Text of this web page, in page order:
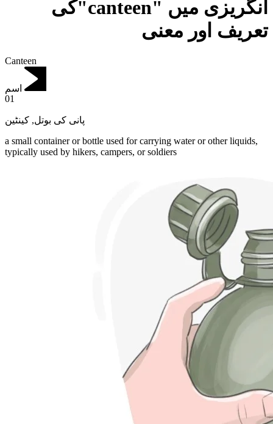
انگریزی میں "canteen"کی
تعریف اور معنی
Canteen
اسم
01
پانی کی بوتل, کینٹین
a small container or bottle used for carrying water or other liquids,
typically used by hikers, campers, or soldiers